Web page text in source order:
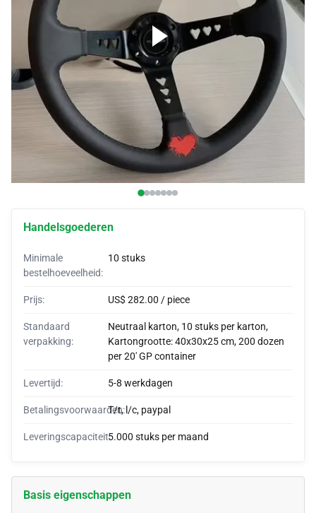
autovertrekken
Auto-BH
Aanpassingshoorns
Verpakkingen voor auto's
Handelsgoederen
Minimale
bestelhoeveelheid:
10 stuks
Prijs: US$ 282.00 / piece
Standaard
verpakking:
Neutraal karton, 10 stuks per karton,
Kartongrootte: 40x30x25 cm, 200 dozen
per 20' GP container
Levertijd: 5-8 werkdagen
Betalingsvoorwaarden:T/t, l/c, paypal
Leveringscapaciteit:5.000 stuks per maand
Basis eigenschappen